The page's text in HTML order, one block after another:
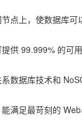
点上，使数据库
供 99.999% 的可
数据库技术和
满足最苛刻的